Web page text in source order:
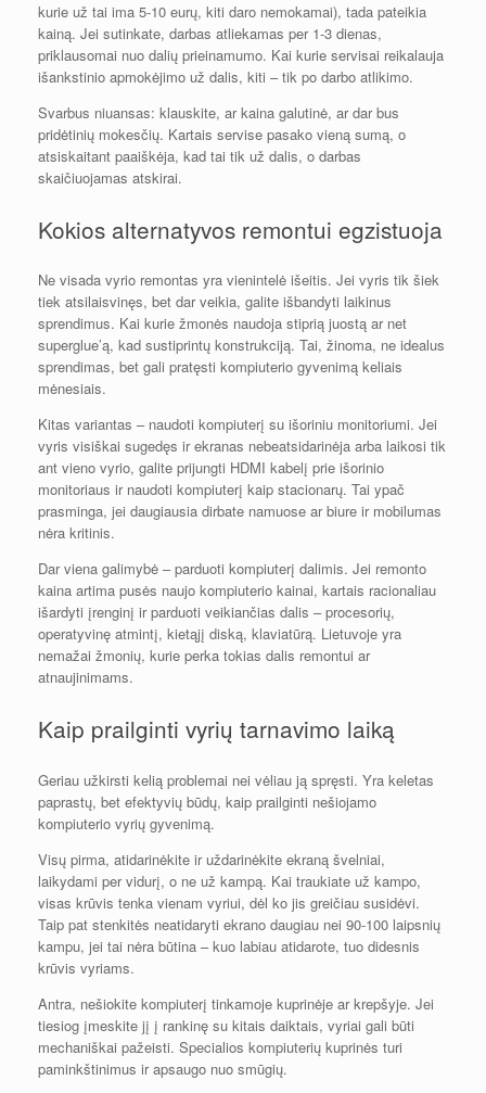
kurie už tai ima 5-10 eurų, kiti daro nemokamai), tada pateikia
kainą. Jei sutinkate, darbas atliekamas per 1-3 dienas,
priklausomai nuo dalių prieinamumo. Kai kurie servisai reikalauja
išankstinio apmokėjimo už dalis, kiti – tik po darbo atlikimo.
Svarbus niuansas: klauskite, ar kaina galutinė, ar dar bus
pridėtinių mokesčių. Kartais servise pasako vieną sumą, o
atsiskaitant paaiškėja, kad tai tik už dalis, o darbas
skaičiuojamas atskirai.
Kokios alternatyvos remontui egzistuoja
Ne visada vyrio remontas yra vienintelė išeitis. Jei vyris tik šiek
tiek atsilaisvinęs, bet dar veikia, galite išbandyti laikinus
sprendimus. Kai kurie žmonės naudoja stiprią juostą ar net
superglue’ą, kad sustiprintų konstrukciją. Tai, žinoma, ne idealus
sprendimas, bet gali pratęsti kompiuterio gyvenimą keliais
mėnesiais.
Kitas variantas – naudoti kompiuterį su išoriniu monitoriumi. Jei
vyris visiškai sugedęs ir ekranas nebeatsidarinėja arba laikosi tik
ant vieno vyrio, galite prijungti HDMI kabelį prie išorinio
monitoriaus ir naudoti kompiuterį kaip stacionarų. Tai ypač
prasminga, jei daugiausia dirbate namuose ar biure ir mobilumas
nėra kritinis.
Dar viena galimybė – parduoti kompiuterį dalimis. Jei remonto
kaina artima pusės naujo kompiuterio kainai, kartais racionaliau
išardyti įrenginį ir parduoti veikiančias dalis – procesorių,
operatyvinę atmintį, kietąjį diską, klaviatūrą. Lietuvoje yra
nemažai žmonių, kurie perka tokias dalis remontui ar
atnaujinimams.
Kaip prailginti vyrių tarnavimo laiką
Geriau užkirsti kelią problemai nei vėliau ją spręsti. Yra keletas
paprastų, bet efektyvių būdų, kaip prailginti nešiojamo
kompiuterio vyrių gyvenimą.
Visų pirma, atidarinėkite ir uždarinėkite ekraną švelniai,
laikydami per vidurį, o ne už kampą. Kai traukiate už kampo,
visas krūvis tenka vienam vyriui, dėl ko jis greičiau susidėvi.
Taip pat stenkitės neatidaryti ekrano daugiau nei 90-100 laipsnių
kampu, jei tai nėra būtina – kuo labiau atidarote, tuo didesnis
krūvis vyriams.
Antra, nešiokite kompiuterį tinkamoje kuprinėje ar krepšyje. Jei
tiesiog įmeskite jį į rankinę su kitais daiktais, vyriai gali būti
mechaniškai pažeisti. Specialios kompiuterių kuprinės turi
paminkštinimus ir apsaugo nuo smūgių.